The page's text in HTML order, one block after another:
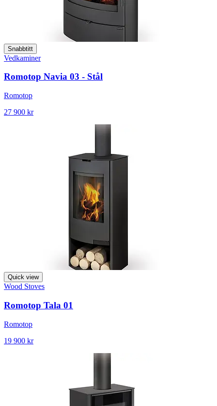
Snabbtitt
Vedkaminer
Romotop Navia 03 - Stål
Romotop
27 900 kr
Quick view
Wood Stoves
Romotop Tala 01
Romotop
19 900 kr